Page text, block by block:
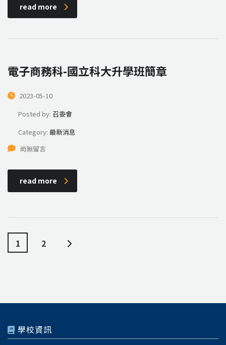
read more
電子商務科-國立科大升學班簡章
2023-05-10
Posted by: 召委會
Category: 最新消息
尚無留言
read more
1 2
學校資訊